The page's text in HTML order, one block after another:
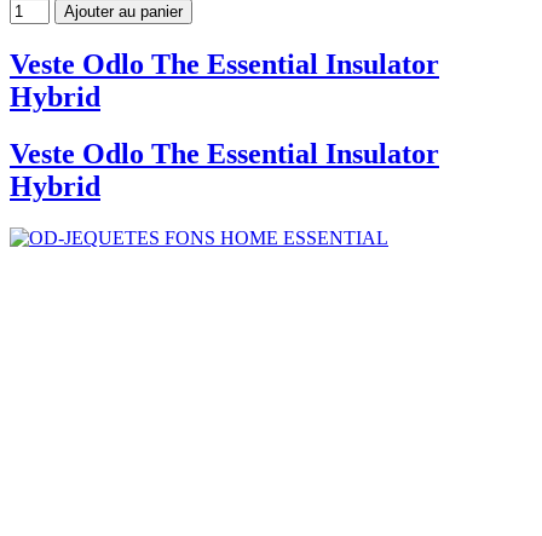
Ajouter au panier
Veste Odlo The Essential Insulator
Hybrid
Veste Odlo The Essential Insulator
Hybrid